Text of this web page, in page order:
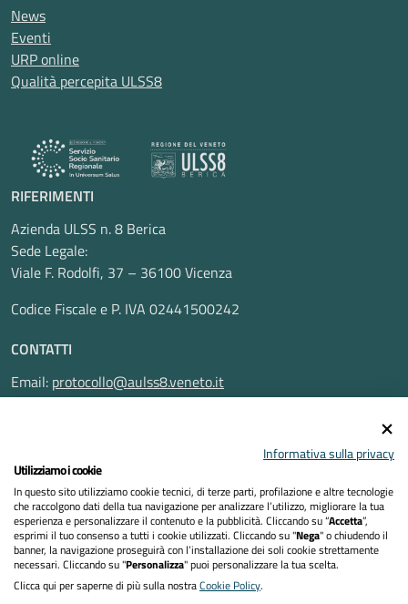
News
Eventi
URP online
Qualità percepita ULSS8
RIFERIMENTI
Azienda ULSS n. 8 Berica
Sede Legale:
Viale F. Rodolfi, 37 – 36100 Vicenza
Codice Fiscale e P. IVA 02441500242
CONTATTI
Email: protocollo@aulss8.veneto.it
Pec:protocollo.aulss8@pecveneto.it
Privacy Policy
Dichiarazione di accessibilità
Informativa sulla privacy
Utilizziamo i cookie
In questo sito utilizziamo cookie tecnici, di terze parti, profilazione e altre tecnologie
che raccolgono dati della tua navigazione per analizzare l’utilizzo, migliorare la tua
esperienza e personalizzare il contenuto e la pubblicità. Cliccando su “Accetta”,
esprimi il tuo consenso a tutti i cookie utilizzati. Cliccando su "Nega" o chiudendo il
banner, la navigazione proseguirà con l’installazione dei soli cookie strettamente
necessari. Cliccando su "Personalizza" puoi personalizzare la tua scelta.
Clicca qui per saperne di più sulla nostraCookie Policy.